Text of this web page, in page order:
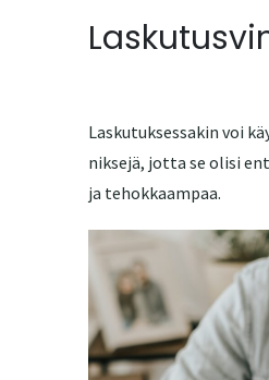
Laskutuksessakin voi
niksejä, jotta se olisi
ja tehokkaampaa.